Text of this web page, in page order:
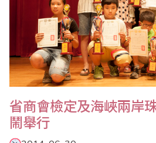
省商會檢定及海峽兩岸
鬧舉行